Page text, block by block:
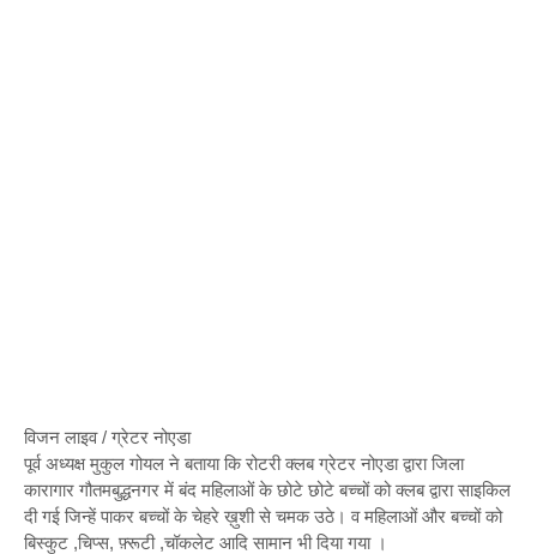
विजन लाइव / ग्रेटर नोएडा
पूर्व अध्यक्ष मुकुल गोयल ने बताया कि रोटरी क्लब ग्रेटर नोएडा द्वारा जिला
कारागार गौतमबुद्धनगर में बंद महिलाओं के छोटे छोटे बच्चों को क्लब द्वारा साइकिल
दी गई जिन्हें पाकर बच्चों के चेहरे ख़ुशी से चमक उठे। व महिलाओं और बच्चों को
बिस्कुट ,चिप्स, फ़्रूटी ,चॉकलेट आदि सामान भी दिया गया ।